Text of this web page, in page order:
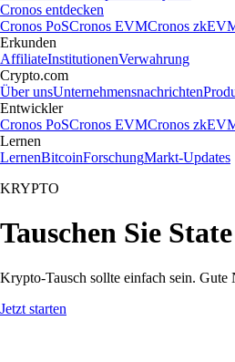
Cronos entdecken
Cronos PoSCronos EVMCronos
Erkunden
AffiliateInstitutionenVerwahrung
Crypto.com
Über unsUnternehmensnachrichten
Entwickler
Cronos PoSCronos EVMCronos
Lernen
LernenBitcoinForschungMarkt-Updates
KRYPTO
Tauschen Sie
Krypto-Tausch sollte einfach sein.
Jetzt starten